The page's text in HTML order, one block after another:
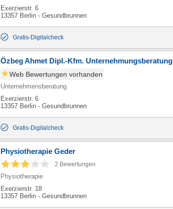
Exerzierstr. 6
13357 Berlin - Gesundbrunnen
Gratis-Digitalcheck
Özbeg Ahmet Dipl.-Kfm. Unternehmungsberatung
Web Bewertungen vorhanden
Unternehmensberatung
Exerzierstr. 6
13357 Berlin - Gesundbrunnen
Gratis-Digitalcheck
Physiotherapie Geder
2 Bewertungen
Physiotherapie
Exerzierstr. 18
13357 Berlin - Gesundbrunnen